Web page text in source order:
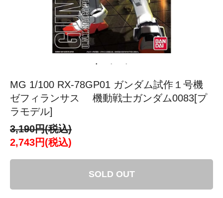
MG 1/100 RX-78GP01 ガンダム試作１号機
ゼフィランサス 機動戦士ガンダム0083[プ
ラモデル]
3,190円(税込)
2,743円(税込)
SOLD OUT